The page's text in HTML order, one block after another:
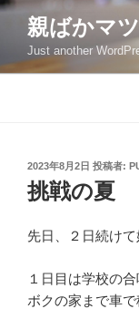
コ
ン
親ばかマ
Just another
投
稿
日:
2023年8月2日 投稿者:
挑戦の夏
先日、２日続けて
１日目は学校の
ボクの家まで車